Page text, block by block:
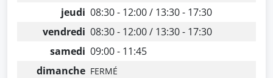
jeudi 08:30 - 12:00 / 13:30 - 17:30
vendredi 08:30 - 12:00 / 13:30 - 17:30
samedi 09:00 - 11:45
dimanche FERMÉ